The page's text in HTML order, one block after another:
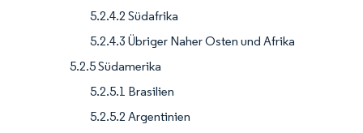
5.2.4.2 Südafrika
5.2.4.3 Übriger Naher Osten und Afrika
5.2.5 Südamerika
5.2.5.1 Brasilien
5.2.5.2 Argentinien